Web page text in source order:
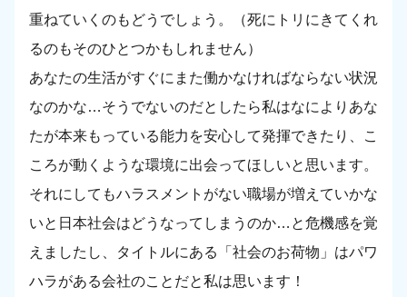
重ねていくのもどうでしょう。（死にトリにきてくれ
るのもそのひとつかもしれません）
あなたの生活がすぐにまた働かなければならない状況
なのかな…そうでないのだとしたら私はなによりあな
たが本来もっている能力を安心して発揮できたり、こ
ころが動くような環境に出会ってほしいと思います。
それにしてもハラスメントがない職場が増えていかな
いと日本社会はどうなってしまうのか…と危機感を覚
えましたし、タイトルにある「社会のお荷物」はパワ
ハラがある会社のことだと私は思います！